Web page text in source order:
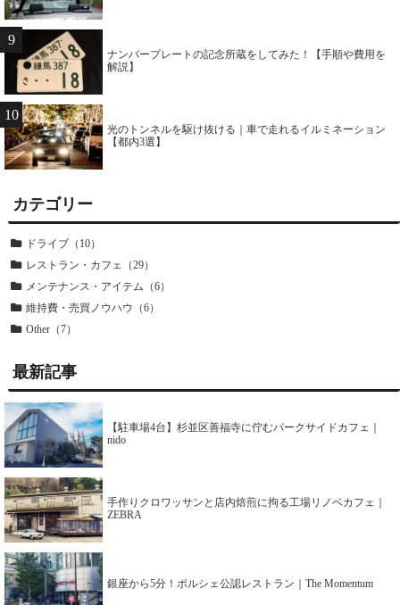
9
ナンバープレートの記念所蔵をしてみた！【手順や費用を
解説】
10
光のトンネルを駆け抜ける｜車で走れるイルミネーション
【都内3選】
カテゴリー
ドライブ（10）
レストラン・カフェ（29）
メンテナンス・アイテム（6）
維持費・売買ノウハウ（6）
Other（7）
最新記事
【駐車場4台】杉並区善福寺に佇むパークサイドカフェ｜
nido
手作りクロワッサンと店内焙煎に拘る工場リノベカフェ｜
ZEBRA
銀座から5分！ポルシェ公認レストラン｜The Momentum